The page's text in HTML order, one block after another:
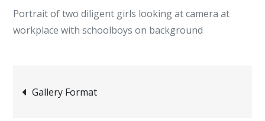
Portrait of two diligent girls looking at camera at
workplace with schoolboys on background
Bericht
Gallery Format